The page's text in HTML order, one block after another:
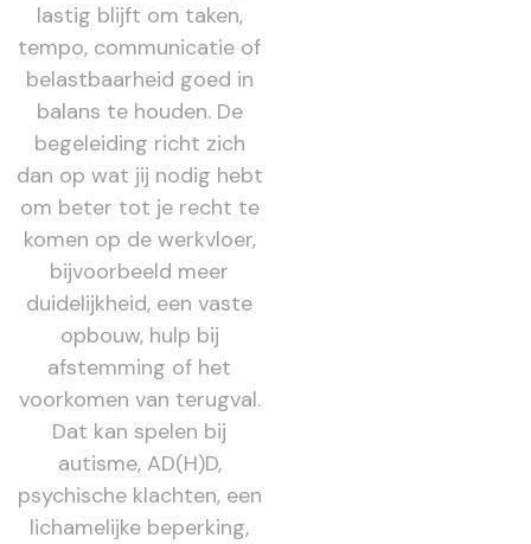
lastig blijft om taken,
tempo, communicatie of
belastbaarheid goed in
balans te houden. De
begeleiding richt zich
dan op wat jij nodig hebt
om beter tot je recht te
komen op de werkvloer,
bijvoorbeeld meer
duidelijkheid, een vaste
opbouw, hulp bij
afstemming of het
voorkomen van terugval.
Dat kan spelen bij
autisme, AD(H)D,
psychische klachten, een
lichamelijke beperking,